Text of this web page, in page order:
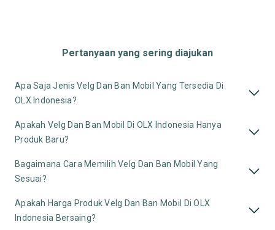
Pertanyaan yang sering diajukan
Apa Saja Jenis Velg Dan Ban Mobil Yang Tersedia Di
OLX Indonesia?
Apakah Velg Dan Ban Mobil Di OLX Indonesia Hanya
Produk Baru?
Bagaimana Cara Memilih Velg Dan Ban Mobil Yang
Sesuai?
Apakah Harga Produk Velg Dan Ban Mobil Di OLX
Indonesia Bersaing?